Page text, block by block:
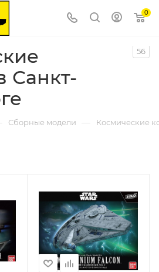
0
Санкт-
56
Сборные модели — Космические